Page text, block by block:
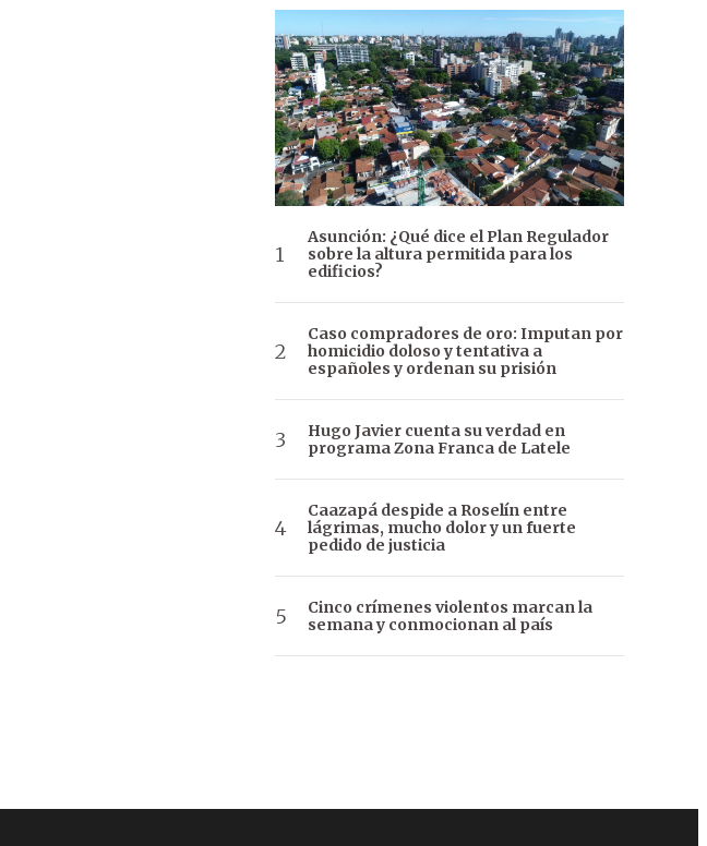
Asunción: ¿Qué dice el Plan Regulador
sobre la altura permitida para los
edificios?
Caso compradores de oro: Imputan por
homicidio doloso y tentativa a
españoles y ordenan su prisión
Hugo Javier cuenta su verdad en
programa Zona Franca de Latele
Caazapá despide a Roselín entre
lágrimas, mucho dolor y un fuerte
pedido de justicia
Cinco crímenes violentos marcan la
semana y conmocionan al país